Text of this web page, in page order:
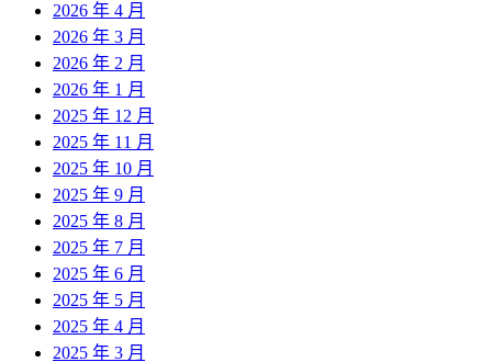
2026 年 4 月
2026 年 3 月
2026 年 2 月
2026 年 1 月
2025 年 12 月
2025 年 11 月
2025 年 10 月
2025 年 9 月
2025 年 8 月
2025 年 7 月
2025 年 6 月
2025 年 5 月
2025 年 4 月
2025 年 3 月